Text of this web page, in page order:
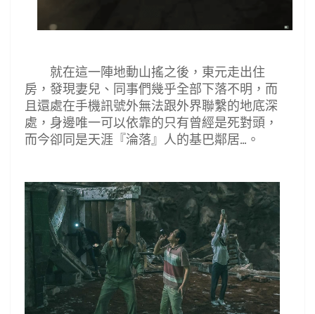
就在這一陣地動山搖之後，東元走出住
房，發現妻兒 、同事們幾乎全部下落不明，而
且還處在手機訊號外無法跟外界聯繫的地底深
處，身邊唯一可以依靠的只有曾經是死對頭，
而今卻同是天涯『淪落』人的基巴鄰居... 。